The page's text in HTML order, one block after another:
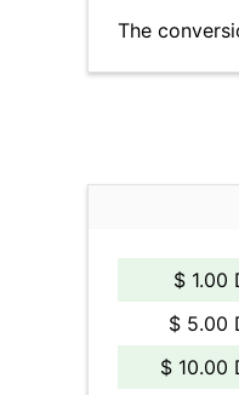
The
$ 1.00
$ 5.00
$ 10.00